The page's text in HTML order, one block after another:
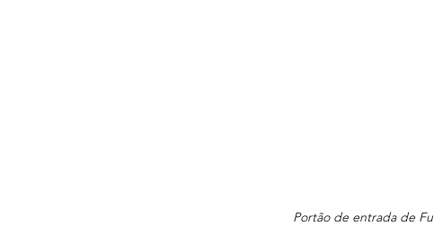
Portão de entrada de